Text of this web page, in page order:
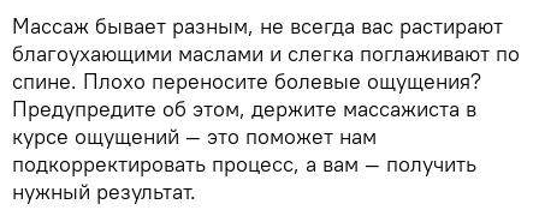
Массаж бывает разным, не всегда вас растирают
благоухающими маслами и слегка поглаживают по
спине. Плохо переносите болевые ощущения?
Предупредите об этом, держите массажиста в
курсе ощущений — это поможет нам
подкорректировать процесс, а вам — получить
нужный результат.